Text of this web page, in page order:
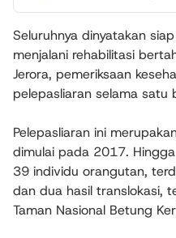
Seluruhnya dinyatakan
menjalani rehabilitasi
Jerora, pemeriksaan
pelepasliaran selama satu
Pelepasliaran ini
dimulai pada 2017.
39 individu orangutan,
dan dua hasil translokasi,
Taman Nasional Betung